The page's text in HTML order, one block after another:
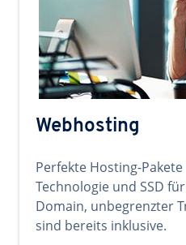
Webhosting
Perfekte Hosting-
Technologie und SSD
Domain, unbegrenzter
sind bereits inklusive.